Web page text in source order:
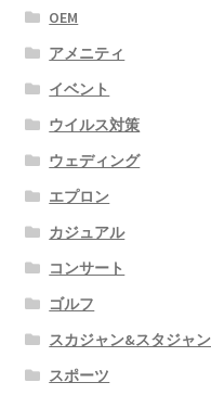
OEM
アメニティ
イベント
ウイルス対策
ウェディング
エプロン
カジュアル
コンサート
ゴルフ
スカジャン&スタジャン
スポーツ